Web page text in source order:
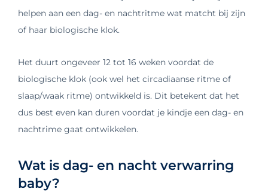
helpen aan een dag- en nachtritme wat matcht bij zijn
of haar biologische klok.
Het duurt ongeveer 12 tot 16 weken voordat de
biologische klok (ook wel het circadiaanse ritme of
slaap/waak ritme) ontwikkeld is. Dit betekent dat het
dus best even kan duren voordat je kindje een dag- en
nachtrime gaat ontwikkelen.
Wat is dag- en nacht verwarring
baby?